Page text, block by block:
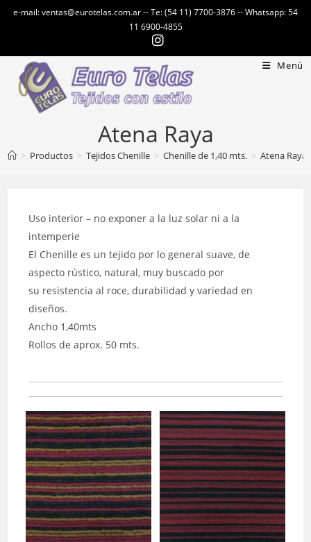
e-mail: ventas@eurotelas.com.ar -- Te: (54 11) 7700-3876 -- Whatsapp: 54
11 6900-4855
Menú
Atena Raya
> Productos > Tejidos Chenille > Chenille de 1,40 mts. > Atena Raya
Uso interior – no exponer a la luz solar ni a la
intemperie
El Chenille es un tejido por lo general suave, de
aspecto rústico, natural, muy buscado por
su resistencia al roce, durabilidad y variedad en
diseños.
Ancho 1,40mts
Rollos de aprox. 50 mts.